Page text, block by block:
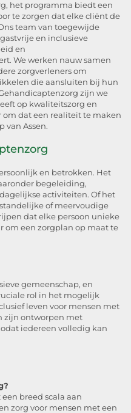
het programma biedt een
te zorgen dat elke cliënt de
team van toegewijde
en inclusieve
en
We werken nauw samen
zorgverleners om
die aansluiten bij hun
zijn we
op kwaliteitszorg en
om dat een realiteit te maken
van Assen.
en betrokken. Het
begeleiding,
activiteiten. Of het
of meervoudige
dat elke persoon unieke
om een zorgplan op maat te
gemeenschap, en
rol in het mogelijk
leven voor mensen met
zijn ontworpen met
iedereen volledig kan
breed scala aan
zorg voor mensen met een